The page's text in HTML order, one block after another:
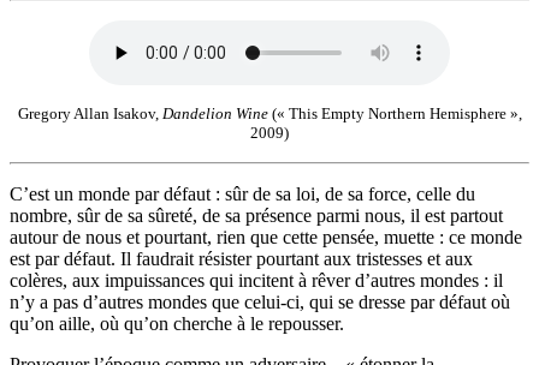
Gregory Allan Isakov, Dandelion Wine(« This Empty Northern Hemisphere »,
2009)
C’est un monde par défaut : sûr de sa loi, de sa force, celle du
nombre, sûr de sa sûreté, de sa présence parmi nous, il est partout
autour de nous et pourtant, rien que cette pensée, muette : ce monde
est par défaut. Il faudrait résister pourtant aux tristesses et aux
colères, aux impuissances qui incitent à rêver d’autres mondes : il
n’y a pas d’autres mondes que celui-ci, qui se dresse par défaut où
qu’on aille, où qu’on cherche à le repousser.